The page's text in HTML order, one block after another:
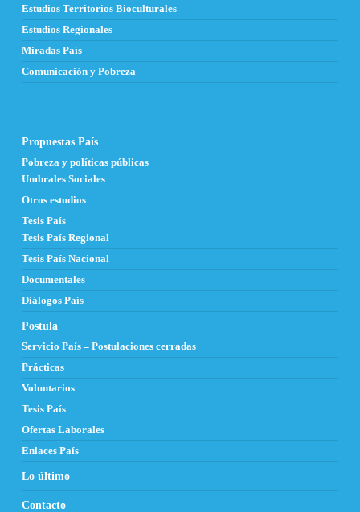
Estudios Territorios Bioculturales
Estudios Regionales
Miradas País
Comunicación y Pobreza
Propuestas País
Pobreza y políticas públicas
Umbrales Sociales
Otros estudios
Tesis País
Tesis País Regional
Tesis País Nacional
Documentales
Diálogos País
Postula
Servicio País – Postulaciones cerradas
Prácticas
Voluntarios
Tesis País
Ofertas Laborales
Enlaces País
Lo último
Contacto